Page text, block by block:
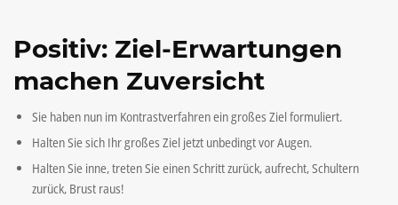
Positiv: Ziel-Erwartungen
machen Zuversicht
Sie haben nun im Kontrastverfahren ein großes Ziel formuliert.
Halten Sie sich Ihr großes Ziel jetzt unbedingt vor Augen.
Halten Sie inne, treten Sie einen Schritt zurück, aufrecht, Schultern
zurück, Brust raus!